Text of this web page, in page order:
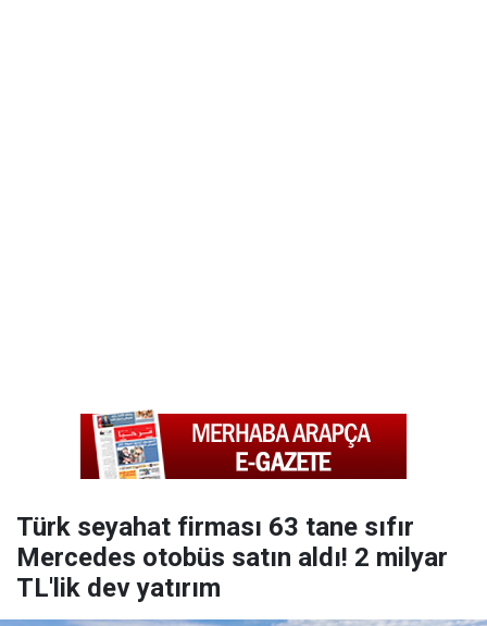
Türk seyahat firması 63 tane sıfır
Mercedes otobüs satın aldı! 2 milyar
TL'lik dev yatırım